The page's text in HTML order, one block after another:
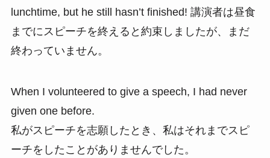
lunchtime, but he still hasn’t finished! 講演者は昼食
までにスピーチを終えると約束しましたが、まだ
終わっていません。
When I volunteered to give a speech, I had never
given one before.
私がスピーチを志願したとき、私はそれまでスピ
ーチをしたことがありませんでした。